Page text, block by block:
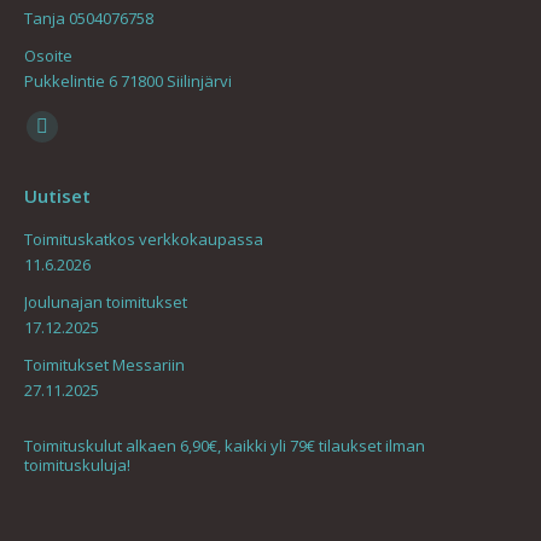
Tanja 0504076758
Osoite
Pukkelintie 6 71800 Siilinjärvi
Find us on:
opens
in
new
window
Uutiset
Toimituskatkos verkkokaupassa
11.6.2026
Joulunajan toimitukset
17.12.2025
Toimitukset Messariin
27.11.2025
Toimituskulut alkaen 6,90€, kaikki yli 79€ tilaukset ilman
toimituskuluja!